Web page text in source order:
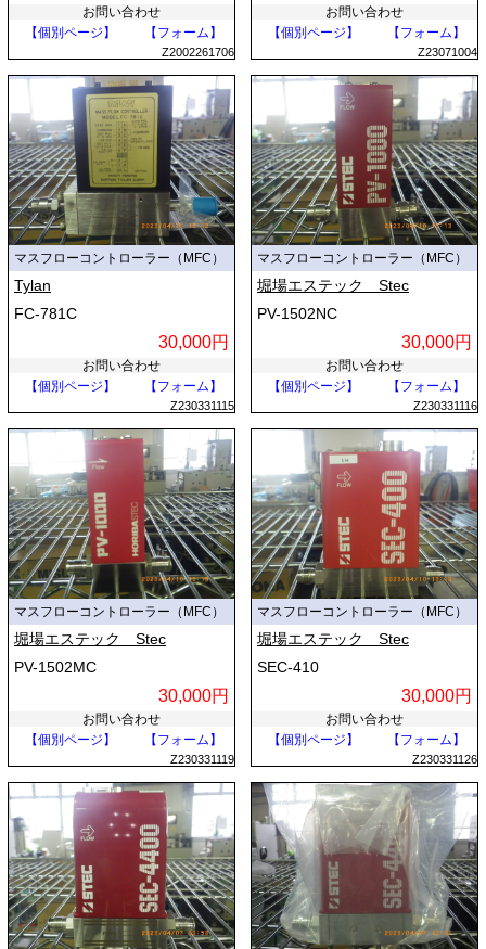
お問い合わせ
【個別ページ】
【フォーム】
Z2002261706
お問い合わせ
【個別ページ】
【フォーム】
Z23071004
マスフローコントローラー（MFC）
Tylan
FC-781C
30,000円
お問い合わせ
【個別ページ】
【フォーム】
Z230331115
マスフローコントローラー（MFC）
堀場エステック Stec
PV-1502NC
30,000円
お問い合わせ
【個別ページ】
【フォーム】
Z230331116
マスフローコントローラー（MFC）
堀場エステック Stec
PV-1502MC
30,000円
お問い合わせ
【個別ページ】
【フォーム】
Z230331119
マスフローコントローラー（MFC）
堀場エステック Stec
SEC-410
30,000円
お問い合わせ
【個別ページ】
【フォーム】
Z230331126